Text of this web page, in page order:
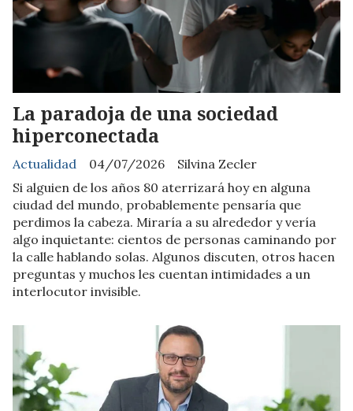
La paradoja de una sociedad
hiperconectada
Silvina Zecler
Actualidad
04/07/2026
Si alguien de los años 80 aterrizará hoy en alguna
ciudad del mundo, probablemente pensaría que
perdimos la cabeza. Miraría a su alrededor y vería
algo inquietante: cientos de personas caminando por
la calle hablando solas. Algunos discuten, otros hacen
preguntas y muchos les cuentan intimidades a un
interlocutor invisible.